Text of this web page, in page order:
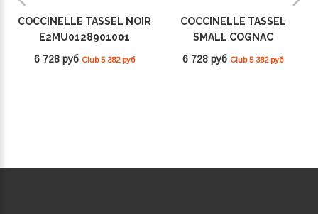
COCCINELLE TASSEL NOIR
E2MU0128901001
6 728 руб Club 5 382 руб
COCCINELLE TASSEL
SMALL COGNAC
E2MU0128901W11
6 728 руб Club 5 382 руб